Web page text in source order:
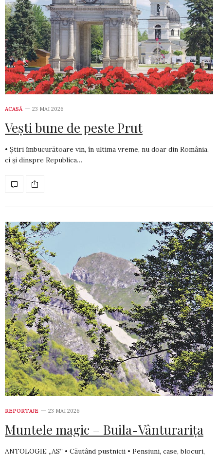
ACASĂ 23 MAI 2026
Vești bune de peste Prut
• Știri îmbucurătoare vin, în ultima vreme, nu doar din România,
ci și dinspre Republica…
REPORTAJE 23 MAI 2026
Muntele magic – Buila-Vânturarița
ANTOLOGIE „AS” • Căutând pustnicii • Pensiuni, case, blocuri,